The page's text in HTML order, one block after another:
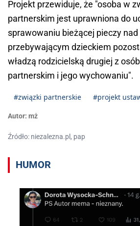
Projekt przewiduje, że "osoba w
partnerskim jest uprawniona do
sprawowaniu bieżącej pieczy
przebywającym dzieckiem
władzą rodzicielską drugiej z
partnerskim i jego wychowaniu".
#związki partnerskie #projekt
Autor: mż
Źródło: niezalezna.pl, pap
HUMOR